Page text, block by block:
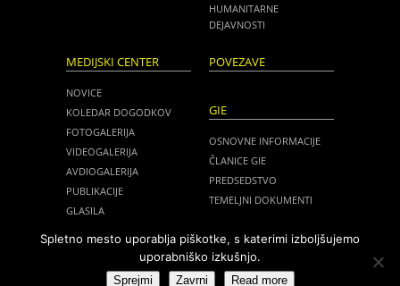
HUMANITARNE
DEJAVNOSTI
MEDIJSKI CENTER
NOVICE
KOLEDAR DOGODKOV
FOTOGALERIJA
VIDEOGALERIJA
AVDIOGALERIJA
PUBLIKACIJE
GLASILA
POVEZAVE
GIE
OSNOVNE INFORMACIJE
ČLANICE GIE
PREDSEDSTVO
TEMELJNI DOKUMENTI
ZASEDANJA
ZVEZA SLOVENSKIH ČASTNIKOV
Spletno mesto uporablja piškotke, s katerimi izboljšujemo
uporabniško izkušnjo.
Sprejmi Zavrni Read more